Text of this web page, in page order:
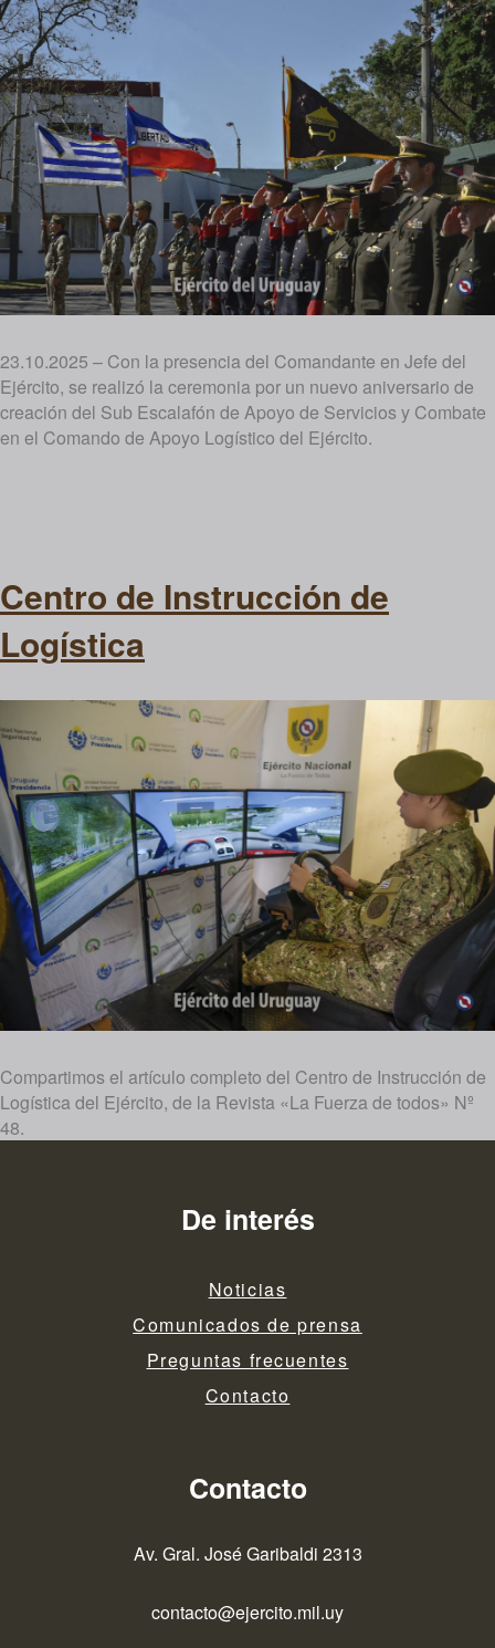
23.10.2025 – Con la presencia del Comandante en Jefe del
Ejército, se realizó la ceremonia por un nuevo aniversario de
creación del Sub Escalafón de Apoyo de Servicios y Combate
en el Comando de Apoyo Logístico del Ejército.
Centro de Instrucción de
Logística
Compartimos el artículo completo del Centro de Instrucción de
Logística del Ejército, de la Revista «La Fuerza de todos» Nº
48.
De interés
Noticias
Comunicados de prensa
Preguntas frecuentes
Contacto
Contacto
Av. Gral. José Garibaldi 2313
contacto@ejercito.mil.uy